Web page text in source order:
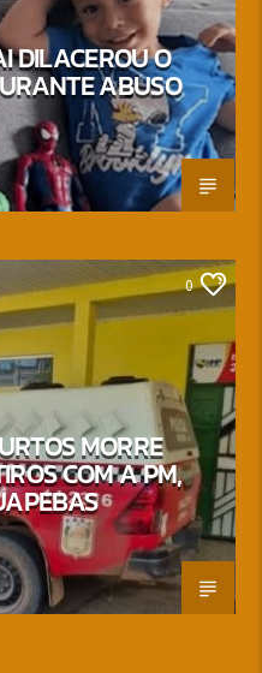
DILACEROU O
ABUSO
0
MORRE
COM A PM,